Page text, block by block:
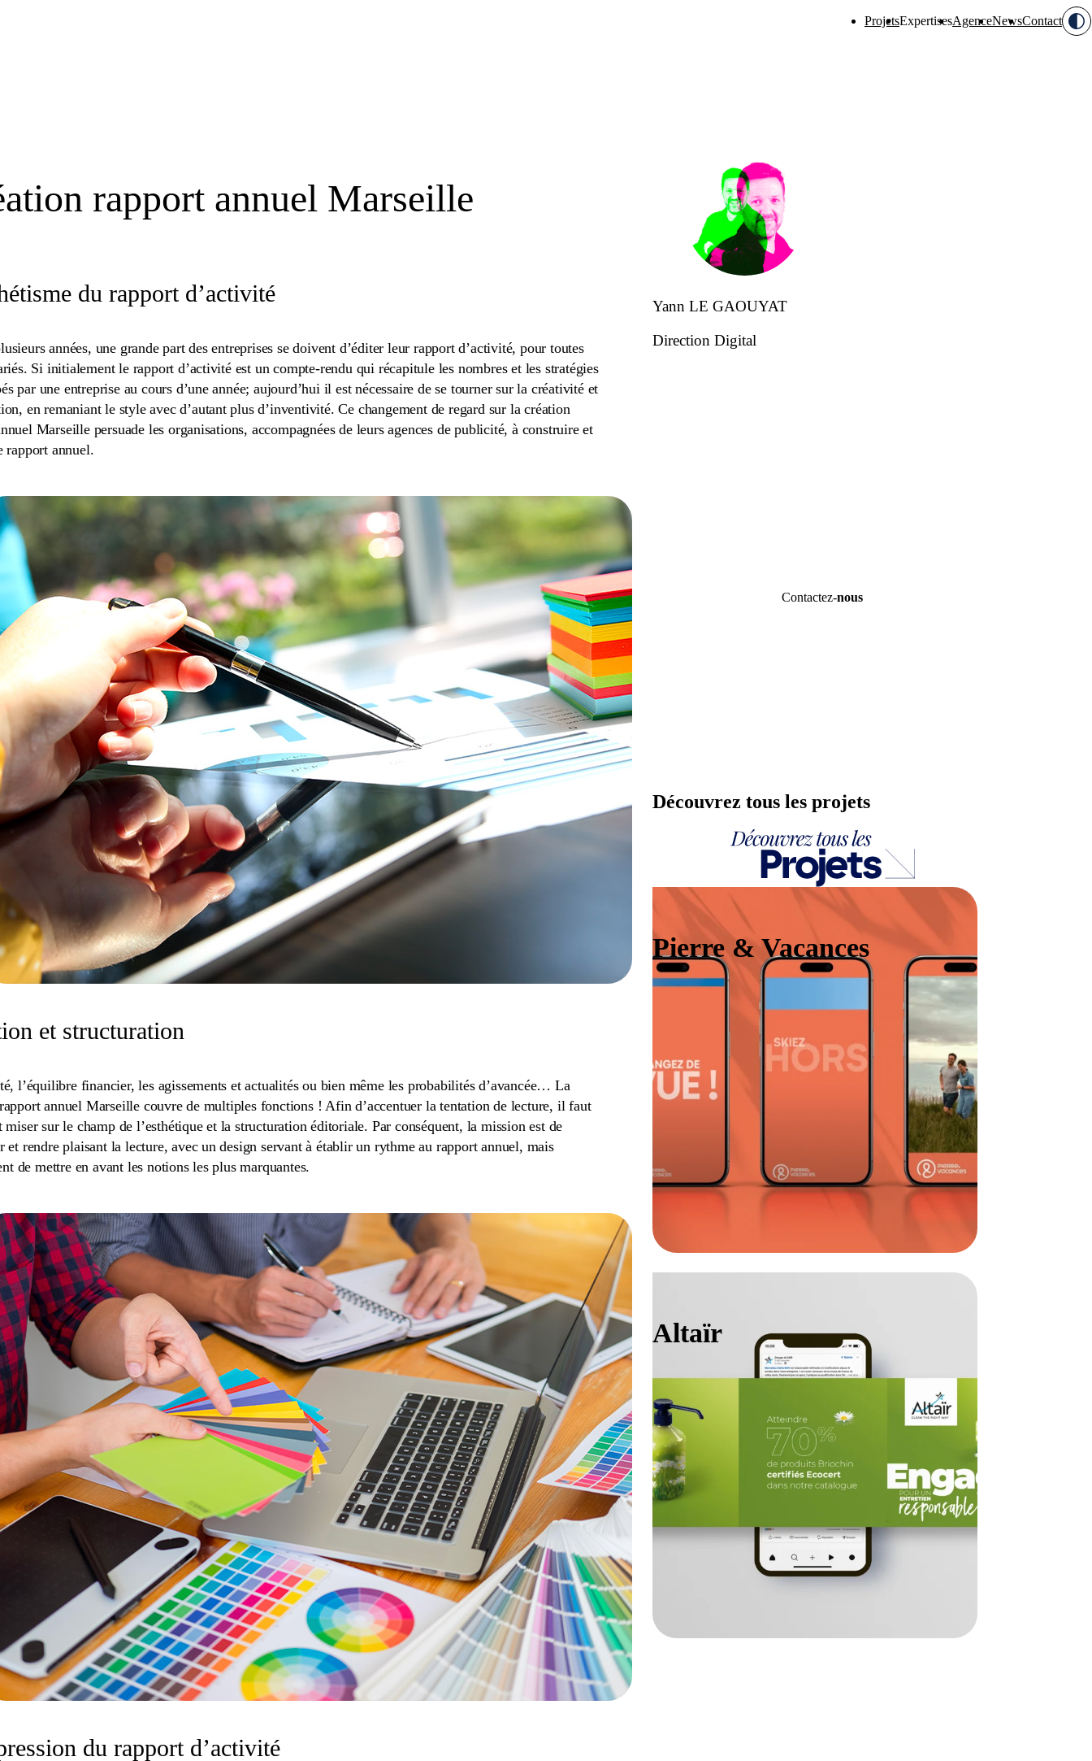
ProjetsExpertisesAgenceNewsContact
rapport annuel Marseille
du rapport d’activité
années, une grande part des entreprises se doivent d’éditer leur rapport d’activité, pour toutes
Si initialement le rapport d’activité est un compte-rendu qui récapitule les nombres et les stratégies
par une entreprise au cours d’une année; aujourd’hui il est nécessaire de se tourner sur la créativité et
en remaniant le style avec d’autant plus d’inventivité. Ce changement de regard sur la création
Marseille persuade les organisations, accompagnées de leurs agences de publicité, à construire et
rapport annuel.
et structuration
l’équilibre financier, les agissements et actualités ou bien même les probabilités d’avancée… La
annuel Marseille couvre de multiples fonctions ! Afin d’accentuer la tentation de lecture, il faut
miser sur le champ de l’esthétique et la structuration éditoriale. Par conséquent, la mission est de
et rendre plaisant la lecture, avec un design servant à établir un rythme au rapport annuel, mais
de mettre en avant les notions les plus marquantes.
du rapport d’activité
Yann LE GAOUYAT
Direction Digital
Contactez-nous
Découvrez tous les projets
Pierre & Vacances
Altaïr